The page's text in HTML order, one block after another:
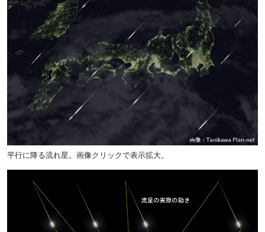
平行に降る流れ星。画像クリックで表示拡大。